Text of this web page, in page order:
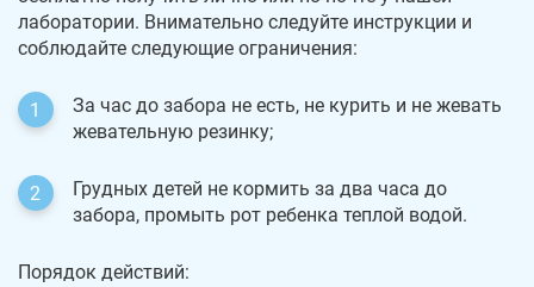
лаборатории. Внимательно следуйте инструкции и
соблюдайте следующие ограничения:
За час до забора не есть, не курить и не жевать
жевательную резинку;
Грудных детей не кормить за два часа до
забора, промыть рот ребенка теплой водой.
Порядок действий: